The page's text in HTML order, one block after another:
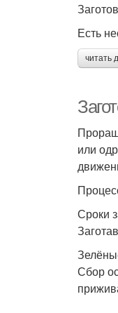
Есть
читать
или
Сроки
Сбор